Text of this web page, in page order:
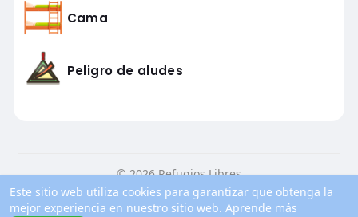
Este sitio web utiliza cookies para garantizar que obtenga la
mejor experiencia en nuestro sitio web. Aprende más
Cama
Peligro de aludes
© 2026 Refugios Libres
Inicio
Conocenos Contacto
Política de privacidad
Condiciones de uso
Blog Más información